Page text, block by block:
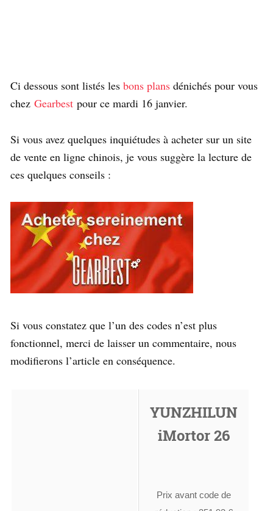
Ci dessous sont listés les bons plans dénichés pour vous
chez Gearbest pour ce mardi 16 janvier.
Si vous avez quelques inquiétudes à acheter sur un site
de vente en ligne chinois, je vous suggère la lecture de
ces quelques conseils :
Si vous constatez que l’un des codes n’est plus
fonctionnel, merci de laisser un commentaire, nous
modifierons l’article en conséquence.
YUNZHILUN
iMortor 26
Prix avant code de